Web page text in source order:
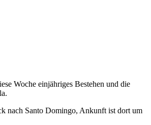
Woche einjähriges Bestehen und die
nach Santo Domingo, Ankunft ist dort um